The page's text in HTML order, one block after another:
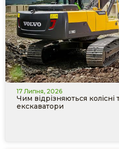
17 Липня, 2026
Чим відрізняються колісні
екскаватори